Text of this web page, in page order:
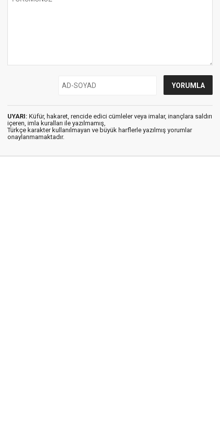
UYARI: Küfür, hakaret, rencide edici cümleler veya imalar, inançlara saldırı
içeren, imla kuralları ile yazılmamış,
Türkçe karakter kullanılmayan ve büyük harflerle yazılmış yorumlar
onaylanmamaktadır.